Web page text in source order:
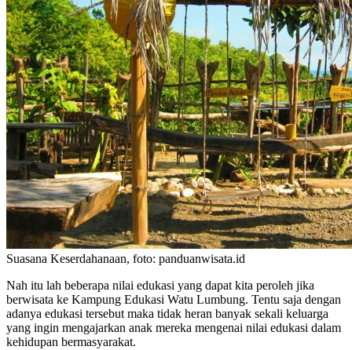
Suasana Keserdahanaan, foto: panduanwisata.id
Nah itu lah beberapa nilai edukasi yang dapat kita peroleh jika
berwisata ke Kampung Edukasi Watu Lumbung. Tentu saja dengan
adanya edukasi tersebut maka tidak heran banyak sekali keluarga
yang ingin mengajarkan anak mereka mengenai nilai edukasi dalam
kehidupan bermasyarakat.